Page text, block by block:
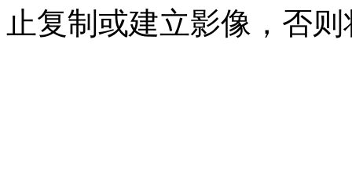
止复制或建立影像，否